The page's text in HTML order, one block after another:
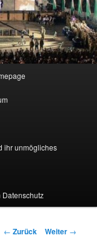
ihr unmögliches
Beitragsnavigation
← Zurück Weiter →